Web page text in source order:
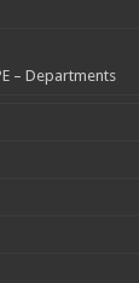
– Departments